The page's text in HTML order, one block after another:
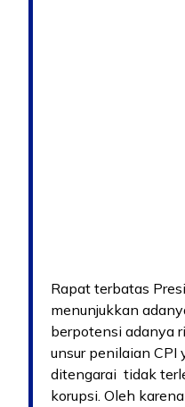
Rapat terbatas
menunjukkan
berpotensi adanya
unsur penilaian
ditengarai tidak
korupsi. Oleh